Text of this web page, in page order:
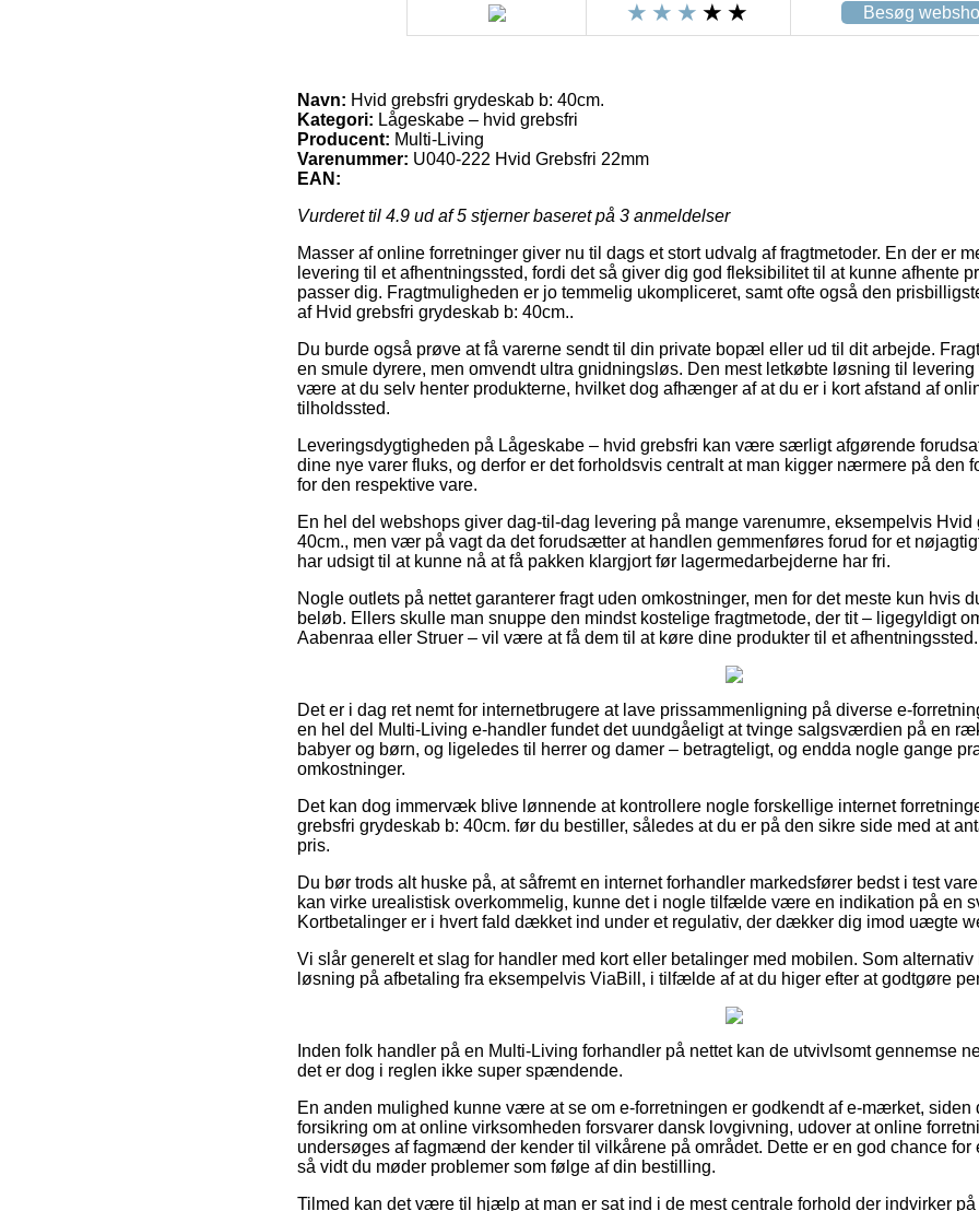
Besøg
Navn: Hvid grebsfri grydeskab b: 40cm.
Kategori: Lågeskabe – hvid grebsfri
Producent: Multi-Living
Varenummer: U040-222 Hvid Grebsfri 22mm
EAN:
Vurderet til 4.9 ud af 5 stjerner baseret på 3 anmeldelser
Masser af online forretninger giver nu til dags et stort udvalg af fragtmetoder. En der er
levering til et afhentningssted, fordi det så giver dig god fleksibilitet til at kunne afhente
passer dig. Fragtmuligheden er jo temmelig ukompliceret, samt ofte også den
af Hvid grebsfri grydeskab b: 40cm..
Du burde også prøve at få varerne sendt til din private bopæl eller ud til dit arbejde.
en smule dyrere, men omvendt ultra gnidningsløs. Den mest letkøbte løsning til
være at du selv henter produkterne, hvilket dog afhænger af at du er i kort afstand af
tilholdssted.
Leveringsdygtigheden på Lågeskabe – hvid grebsfri kan være særligt afgørende
dine nye varer fluks, og derfor er det forholdsvis centralt at man kigger nærmere på den
for den respektive vare.
En hel del webshops giver dag-til-dag levering på mange varenumre, eksempelvis Hvid
40cm., men vær på vagt da det forudsætter at handlen gemmenføres forud for et
har udsigt til at kunne nå at få pakken klargjort før lagermedarbejderne har fri.
Nogle outlets på nettet garanterer fragt uden omkostninger, men for det meste kun hvis
beløb. Ellers skulle man snuppe den mindst kostelige fragtmetode, der tit – ligegyldigt
Aabenraa eller Struer – vil være at få dem til at køre dine produkter til et afhentningssted.
Det er i dag ret nemt for internetbrugere at lave prissammenligning på diverse e-
en hel del Multi-Living e-handler fundet det uundgåeligt at tvinge salgsværdien på en
babyer og børn, og ligeledes til herrer og damer – betragteligt, og endda nogle gange
omkostninger.
Det kan dog immervæk blive lønnende at kontrollere nogle forskellige internet
grebsfri grydeskab b: 40cm. før du bestiller, således at du er på den sikre side med at
pris.
Du bør trods alt huske på, at såfremt en internet forhandler markedsfører bedst i test
kan virke urealistisk overkommelig, kunne det i nogle tilfælde være en indikation på en
Kortbetalinger er i hvert fald dækket ind under et regulativ, der dækker dig imod uægte
Vi slår generelt et slag for handler med kort eller betalinger med mobilen. Som alternativ
løsning på afbetaling fra eksempelvis ViaBill, i tilfælde af at du higer efter at godtgøre
Inden folk handler på en Multi-Living forhandler på nettet kan de utvivlsomt gennemse
det er dog i reglen ikke super spændende.
En anden mulighed kunne være at se om e-forretningen er godkendt af e-mærket, siden
forsikring om at online virksomheden forsvarer dansk lovgivning, udover at online
undersøges af fagmænd der kender til vilkårene på området. Dette er en god chance
så vidt du møder problemer som følge af din bestilling.
Tilmed kan det være til hjælp at man er sat ind i de mest centrale forhold der indvirker